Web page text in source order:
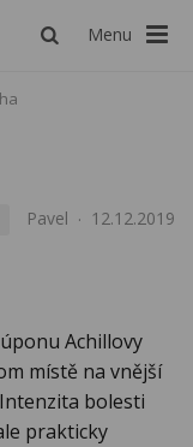
Menu
Pavel 12.12.2019
Achillovy
místě na vnější
bolesti
prakticky